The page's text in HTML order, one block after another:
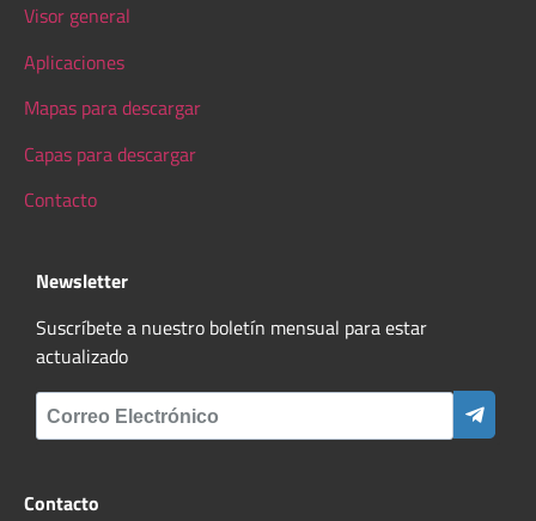
Visor general
Aplicaciones
Mapas para descargar
Capas para descargar
Contacto
Newsletter
Suscríbete a nuestro boletín mensual para estar
actualizado
Contacto